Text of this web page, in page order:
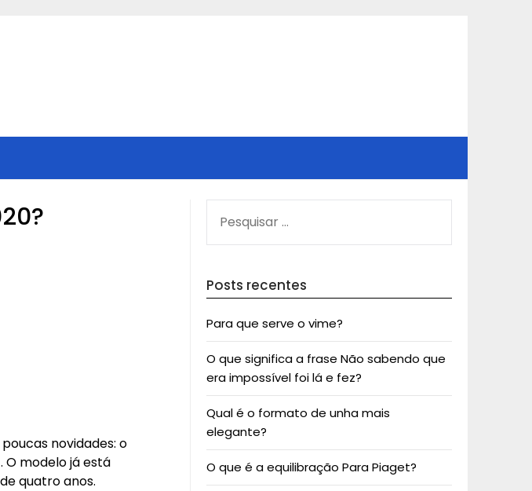
novidades: o
modelo já está
quatro anos.
POR:
Posts recentes
Para que serve o vime?
O que significa a frase Não sabendo que
era impossível foi lá e fez?
Qual é o formato de unha mais
elegante?
O que é a equilibração Para Piaget?